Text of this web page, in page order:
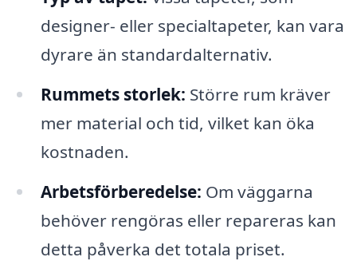
designer- eller specialtapeter, kan vara
dyrare än standardalternativ.
Rummets storlek: Större rum kräver
mer material och tid, vilket kan öka
kostnaden.
Arbetsförberedelse: Om väggarna
behöver rengöras eller repareras kan
detta påverka det totala priset.